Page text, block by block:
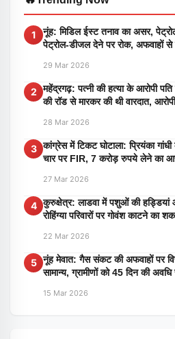
1
नूंह: मिडिल ईस्ट तनाव का असर,
पेट्रोल-डीजल देने पर रोक, अफवाहों
29 Mar 2026
2
महेंद्रगढ़: पत्नी की हत्या के आरोपी
की रॉड से मारकर की थी वारदात,
28 Mar 2026
3 कांग्रेस में टिकट घोटाला: प्रियंका
चार पर FIR, 7 करोड़ रुपये लेने का
27 Mar 2026
4 कुरुक्षेत्र: लाडवा में पशुओं की
रोहिंग्या परिवारों पर गोवंश काटने का
22 Mar 2026
5 नूंह मेवात: गैस संकट की अफवाहों पर
सामान्य, ग्रामीणों को 45 दिन की
15 Mar 2026